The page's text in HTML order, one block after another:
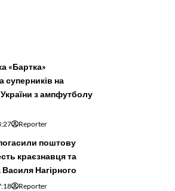
«Бартка»
суперників на
України з ампфутболу
Reporter
поштову
краєзнавця та
Василя Нагірного
Reporter